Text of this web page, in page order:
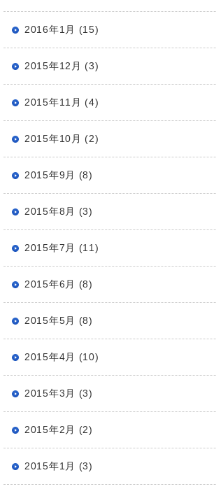
2016年1月 (15)
2015年12月 (3)
2015年11月 (4)
2015年10月 (2)
2015年9月 (8)
2015年8月 (3)
2015年7月 (11)
2015年6月 (8)
2015年5月 (8)
2015年4月 (10)
2015年3月 (3)
2015年2月 (2)
2015年1月 (3)